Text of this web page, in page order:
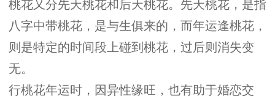
桃花又分先天桃花和后天桃花。先天桃花，是指
八字中带桃花，是与生俱来的，而年运逢桃花，
则是特定的时间段上碰到桃花，过后则消失变
无。
行桃花年运时，因异性缘旺，也有助于婚恋交